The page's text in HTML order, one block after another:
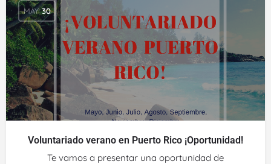
MAY 30
Voluntariado verano en Puerto Rico ¡Oportunidad!
Te vamos a presentar una oportunidad de